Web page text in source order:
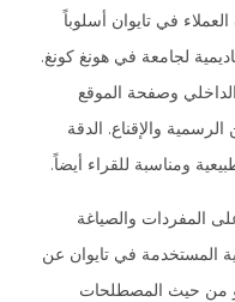
في تايوان أسلوباً
لجامعة في هونغ كونغ.
وصفحة الموقع
والإقناع. الدقة
ومناسبة للقراء أيضاً.
المفردات والصياغة
المستخدمة في تايوان عن
من حيث المصطلحات